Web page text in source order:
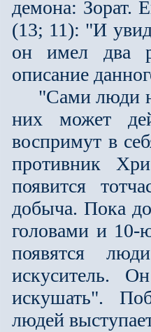
демона: Зорат.
(13; 11): "И
он имел два
описание
"Сами люди не
них может
воспримут в
противник
появится
добыча. Пока
головами и 10-
появятся
искуситель.
искушать".
людей